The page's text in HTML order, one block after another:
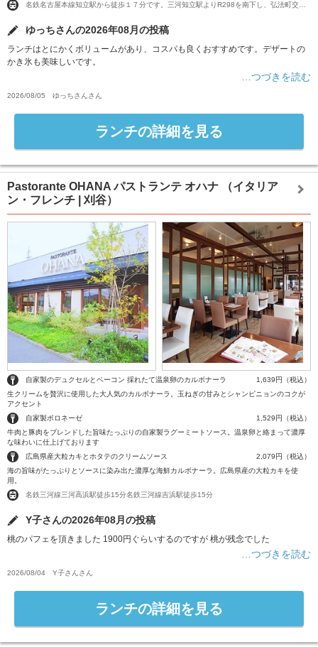
ゆっちさんの2026年08月の投稿
ランチはとにかくボリュームがあり、コスパも良くおすすめです。デザートの
かき氷も美味しいです。
…つづきを読む
2026/08/05 ゆっちさん さん
ランチの詳細を見る
Pastorante OHANA パストランテ オハナ
（イタリア
ン・フレンチ | 刈谷）
自家製のデュクセルとベーコン 採れたて温泉卵のカルボナーラ
1,639円（税込）
生クリームを贅沢に使用した大人気のカルボナーラ。玉ねぎの甘みとシャンピニョンのコクが
アクセント
自家製ボロネーゼ
1,529円（税込）
牛肉と豚肉をブレンドした旨味たっぷりの自家製ラグーミートソース。温泉卵と絡まって濃厚
な味わいに仕上げております
広島県産大粒カキとホタテのクリームソース
2,079円（税込）
海の旨味がたっぷりとソースに染み出た濃厚な海鮮カルボナーラ。広島県産の大粒カキを使
用。
名鉄三河線三河高浜駅徒歩15分名鉄三河線吉浜駅徒歩15分
Y子さんの2026年08月の投稿
桃のパフェを頂きました 1900円ぐらいするのですが 桃が残念でした
…つづきを読む
2026/08/04 Y子さん さん
ランチの詳細を見る